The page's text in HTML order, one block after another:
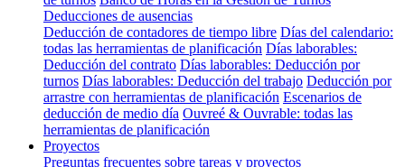
Deducciones de ausencias
Deducción de contadores de tiempo libre Días del calendario:
todas las herramientas de planificación Días laborables:
Deducción del contrato Días laborables: Deducción por
turnos Días laborables: Deducción del trabajo Deducción por
arrastre con herramientas de planificación Escenarios de
deducción de medio día Ouvreé & Ouvrable: todas las
herramientas de planificación
Proyectos
Preguntas frecuentes sobre tareas y proyectos